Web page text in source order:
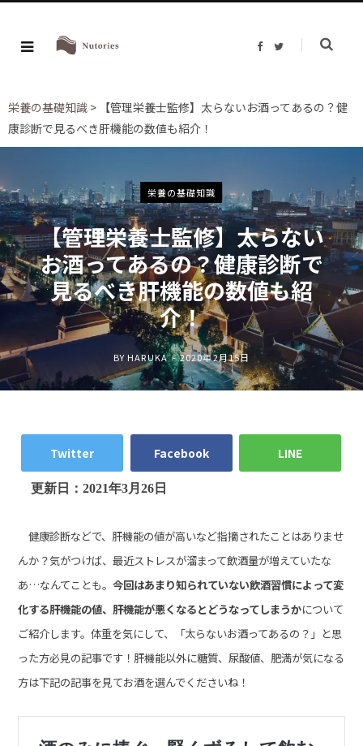
F
o
T
r
栄養の基礎知識 > 【管理栄養士監修】太らないお酒ってあるの？健
康診断で見るべき肝機能の数値も紹介！
栄養の基礎知識
【管理栄養士監修】太らない
お酒ってあるの？健康診断で
見るべき肝機能の数値も紹
介！
BYHARUKA 2020年2月15日
Twitter Facebook LINE
更新日：2021年3月 26 日
健康診断などで、肝機能の値が高いなど指摘されたことはありませ
んか？気がつけば、最近ストレスが溜まって飲酒量が増えていたな
あ…なんてことも。 今回はあまり知られていない飲酒習慣によって変
化する肝機能の値、肝機能が悪くなるとどうなってしまうかについて
ご紹介します。体重を気にして、「太らないお酒ってあるの？」と思
った方必見の記事です！肝機能以外に糖質、尿酸値、肥満が気になる
方は下記の記事を見てお酒を選んでくださいね！